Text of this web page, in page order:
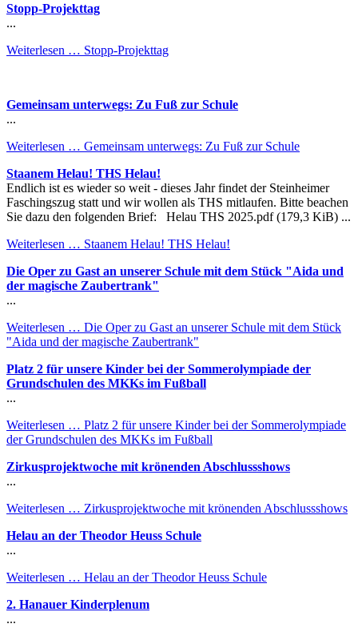
Stopp-Projekttag
...
Weiterlesen … Stopp-Projekttag
Gemeinsam unterwegs: Zu Fuß zur Schule
...
Weiterlesen … Gemeinsam unterwegs: Zu Fuß zur Schule
Staanem Helau! THS Helau!
Endlich ist es wieder so weit - dieses Jahr findet der Steinheimer
Faschingszug statt und wir wollen als THS mitlaufen. Bitte beachen
Sie dazu den folgenden Brief: Helau THS 2025.pdf (179,3 KiB) ...
Weiterlesen … Staanem Helau! THS Helau!
Die Oper zu Gast an unserer Schule mit dem Stück "Aida und
der magische Zaubertrank"
...
Weiterlesen … Die Oper zu Gast an unserer Schule mit dem Stück
"Aida und der magische Zaubertrank"
Platz 2 für unsere Kinder bei der Sommerolympiade der
Grundschulen des MKKs im Fußball
...
Weiterlesen … Platz 2 für unsere Kinder bei der Sommerolympiade
der Grundschulen des MKKs im Fußball
Zirkusprojektwoche mit krönenden Abschlussshows
...
Weiterlesen … Zirkusprojektwoche mit krönenden Abschlussshows
Helau an der Theodor Heuss Schule
...
Weiterlesen … Helau an der Theodor Heuss Schule
2. Hanauer Kinderplenum
...